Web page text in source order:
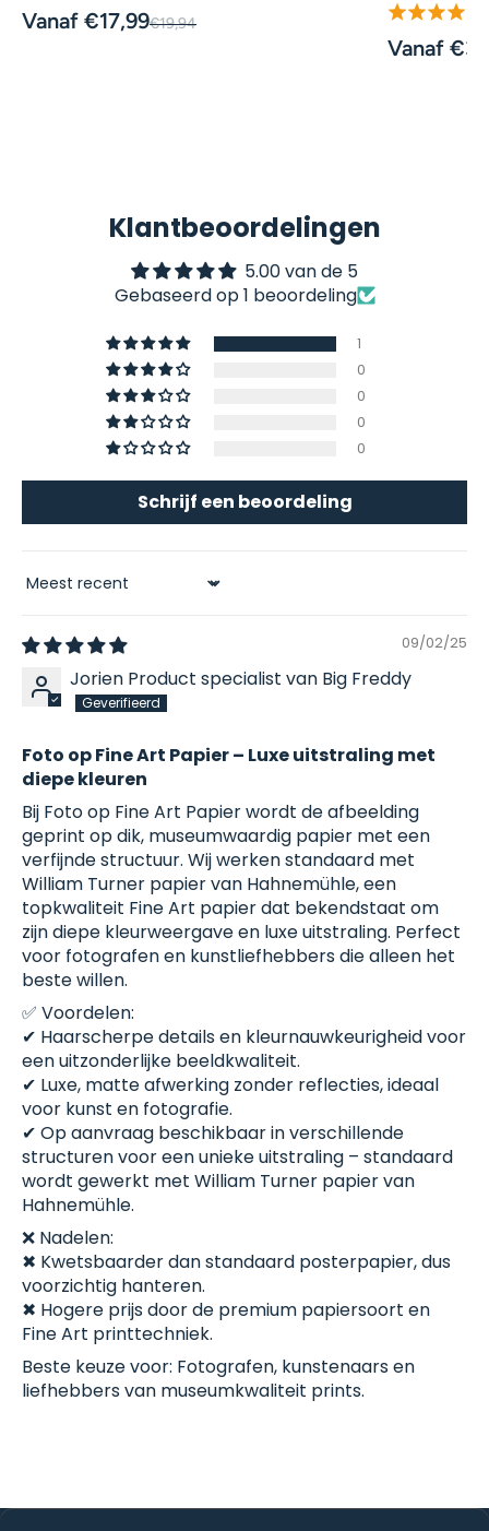
Vanaf €17,99€19,94
Vanaf
Klantbeoordelingen
5.00 van de 5
Gebaseerd op 1 beoordeling
1
0
0
0
0
Schrijf een beoordeling
Sort by
09/02/25
Jorien Product specialist van Big Freddy
Foto op Fine Art Papier – Luxe uitstraling met
diepe kleuren
Bij Foto op Fine Art Papier wordt de afbeelding
geprint op dik, museumwaardig papier met een
verfijnde structuur. Wij werken standaard met
William Turner papier van Hahnemühle, een
topkwaliteit Fine Art papier dat bekendstaat om
zijn diepe kleurweergave en luxe uitstraling. Perfect
voor fotografen en kunstliefhebbers die alleen het
beste willen.
✅ Voordelen:
✔ Haarscherpe details en kleurnauwkeurigheid voor
een uitzonderlijke beeldkwaliteit.
✔ Luxe, matte afwerking zonder reflecties, ideaal
voor kunst en fotografie.
✔ Op aanvraag beschikbaar in verschillende
structuren voor een unieke uitstraling – standaard
wordt gewerkt met William Turner papier van
Hahnemühle.
❌ Nadelen:
✖ Kwetsbaarder dan standaard posterpapier, dus
voorzichtig hanteren.
✖ Hogere prijs door de premium papiersoort en
Fine Art printtechniek.
Beste keuze voor: Fotografen, kunstenaars en
liefhebbers van museumkwaliteit prints.